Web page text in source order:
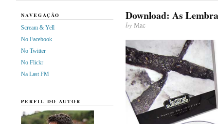
Download: As
byMac
NAVEGAÇÃO
Scream & Yell
No Facebook
No Twitter
No Flickr
Na Last FM
PERFIL DO AUTOR